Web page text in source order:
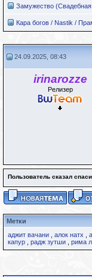
Замужество (Свадебная
Кара богов / Nastik /
24.09.2025, 08:43
irinarozze
Релизер
Пользователь сказал
Метки
аджит вачани
алок натх
капур
радж зутши рима